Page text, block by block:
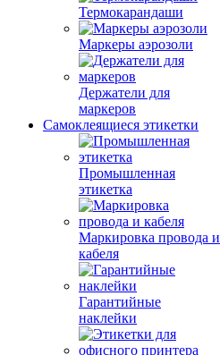
Термокарандаши
Маркеры аэрозоли
Держатели для
маркеров
Самоклеящиеся этикетки
Промышленная
этикетка
Маркировка провода и
кабеля
Гарантийные
наклейки